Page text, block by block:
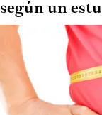
según un